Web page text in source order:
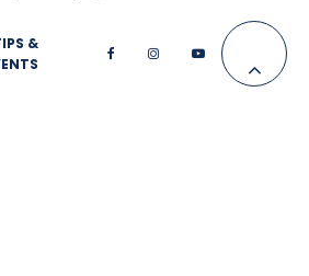
&